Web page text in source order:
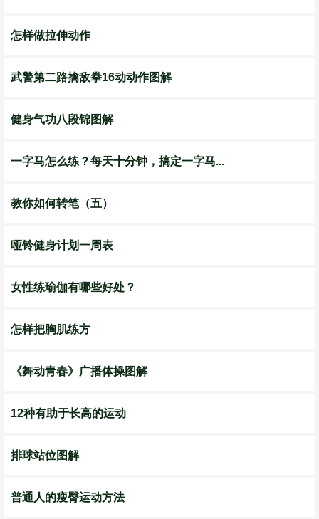
怎样做拉伸动作
武警第二路擒敌拳16动动作图解
健身气功八段锦图解
一字马怎么练？每天十分钟，搞定一字马...
教你如何转笔（五）
哑铃健身计划一周表
女性练瑜伽有哪些好处？
怎样把胸肌练方
《舞动青春》广播体操图解
12种有助于长高的运动
排球站位图解
普通人的瘦臀运动方法